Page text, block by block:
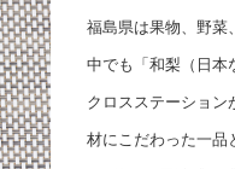
福島県は果物、野菜
中でも「和梨（日本
クロスステーション
材にこだわった一品